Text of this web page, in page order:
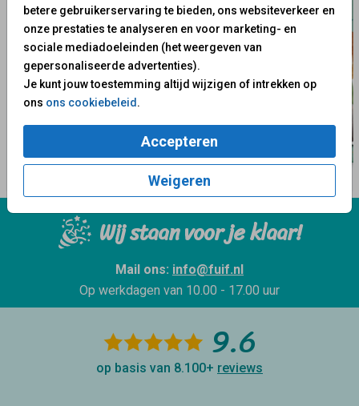
betere gebruikerservaring te bieden, ons websiteverkeer en
onze prestaties te analyseren en voor marketing- en
sociale mediadoeleinden (het weergeven van
gepersonaliseerde advertenties).
Je kunt jouw toestemming altijd wijzigen of intrekken op
ons ons cookiebeleid .
Accepteren
Weigeren
Wij staan voor je klaar!
Mail ons: info@fuif.nl
Op werkdagen van 10.00 - 17.00 uur
9.6
op basis van 8.100+ reviews